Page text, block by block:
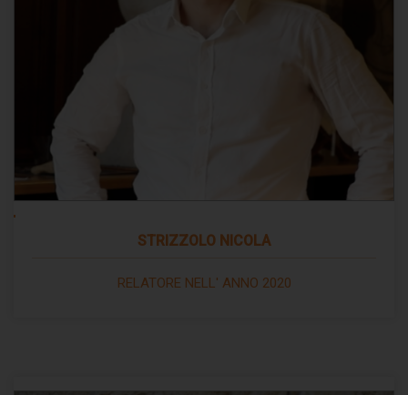
STRIZZOLO NICOLA
RELATORE NELL' ANNO 2020